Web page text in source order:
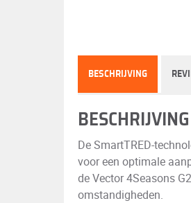
BESCHRIJVING
BESCHRIJVING
De SmartTRED-
voor een optimale
de Vector 4Seasons
omstandigheden.